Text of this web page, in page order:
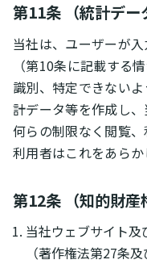
第11条 （統計デー
当社は、ユーザーが
（第10条に記載する
識別、特定できない
計データ等を作成し
何らの制限なく閲覧、
利用者はこれをあらか
第12条 （知的財産
当社ウェブサイト
（著作権法第27条